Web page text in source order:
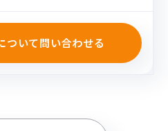
ついて問い合わせる